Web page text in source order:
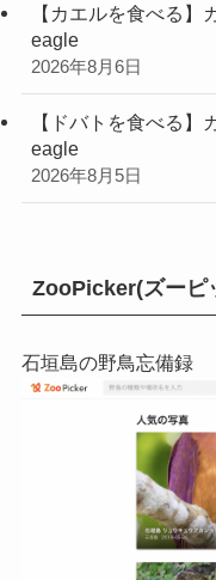
【カエルを食べる】
eagle
2026年8月6日
【ドバトを食べる】
eagle
2026年8月5日
ZooPicker(ズーピ
石垣島の野鳥忘備録